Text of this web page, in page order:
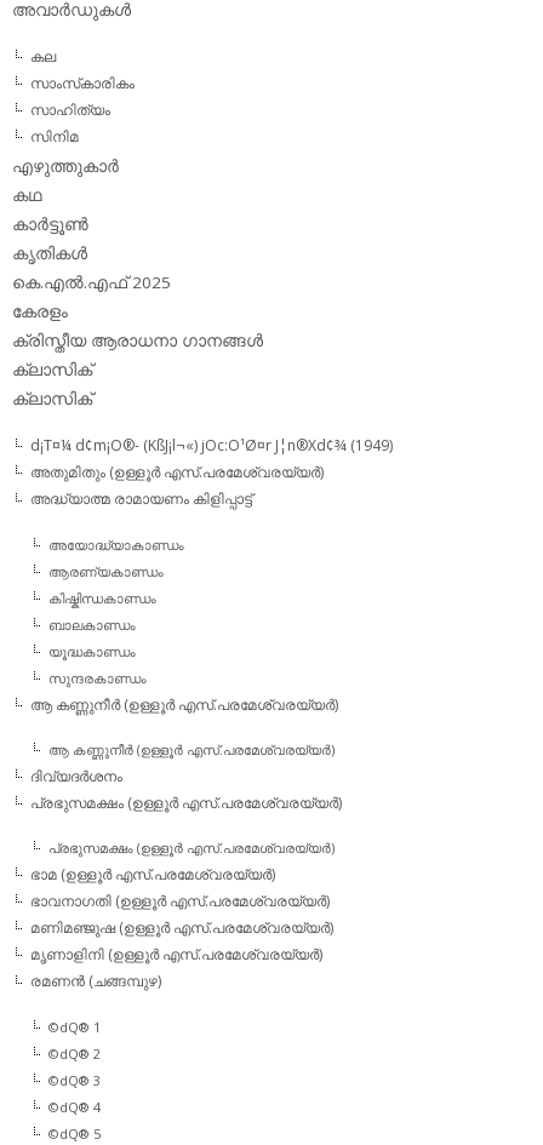
അവാര്‍ഡുകള്‍
കല
സാംസ്‌കാരികം
സാഹിത്യം
സിനിമ
എഴുത്തുകാര്‍
കഥ
കാര്‍ട്ടൂണ്‍
കൃതികള്‍
കെ.എല്‍.എഫ് 2025
കേരളം
ക്രിസ്തീയ ആരാധനാ ഗാനങ്ങള്‍
ക്ലാസിക്‌
ക്ലാസിക്
d¡T¤¼ d¢m¡O®- (KßJ¡l¬«) jOc:O¹Ø¤r J¦n®Xd¢¾ (1949)
അതുമിതും (ഉള്ളൂര്‍ എസ്.പരമേശ്വരയ്യര്‍)
അദ്ധ്യാത്മ രാമായണം കിളിപ്പാട്ട്‌
അയോദ്ധ്യാകാണ്ഡം
ആരണ്യകാണ്ഡം
കിഷ്കിന്ധകാണ്ഡം
ബാലകാണ്ഡം
യൂദ്ധകാണ്ഡം
സുന്ദരകാണ്ഡം
ആ കണ്ണുനീര്‍ (ഉള്ളൂര്‍ എസ്.പരമേശ്വരയ്യര്‍)
ആ കണ്ണുനീര്‍ (ഉള്ളൂര്‍ എസ്.പരമേശ്വരയ്യര്‍)
ദിവ്യദര്‍ശനം
പ്രഭുസമക്ഷം (ഉള്ളൂര്‍ എസ്.പരമേശ്വരയ്യര്‍)
പ്രഭുസമക്ഷം (ഉള്ളൂര്‍ എസ്.പരമേശ്വരയ്യര്‍)
ഭാമ (ഉള്ളൂര്‍ എസ്.പരമേശ്വരയ്യര്‍)
ഭാവനാഗതി (ഉള്ളൂര്‍ എസ്.പരമേശ്വരയ്യര്‍)
മണിമഞ്ജുഷ (ഉള്ളൂര്‍ എസ്.പരമേശ്വരയ്യര്‍)
മൃണാളിനി (ഉള്ളൂര്‍ എസ്.പരമേശ്വരയ്യര്‍)
രമണന്‍ (ചങ്ങമ്പുഴ)
©dQ® 1
©dQ® 2
©dQ® 3
©dQ® 4
©dQ® 5